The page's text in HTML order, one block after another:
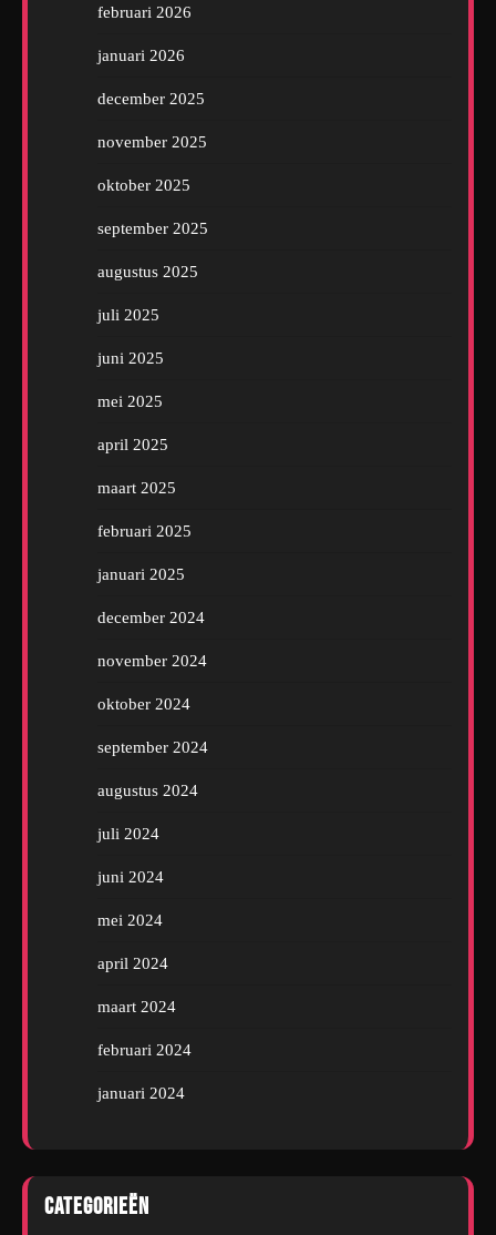
februari 2026
januari 2026
december 2025
november 2025
oktober 2025
september 2025
augustus 2025
juli 2025
juni 2025
mei 2025
april 2025
maart 2025
februari 2025
januari 2025
december 2024
november 2024
oktober 2024
september 2024
augustus 2024
juli 2024
juni 2024
mei 2024
april 2024
maart 2024
februari 2024
januari 2024
Categorieën